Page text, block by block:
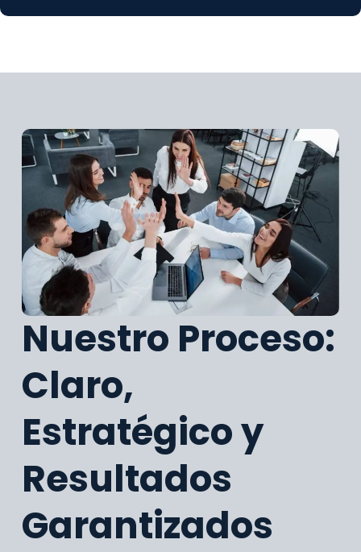
Nuestro Proceso:
Claro,
Estratégico y
Resultados
Garantizados